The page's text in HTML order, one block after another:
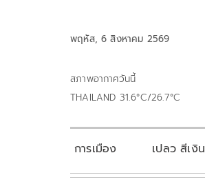
พฤหัส, 6 สิงหาคม 2569
สภาพอากาศวันนี้
THAILAND 31.6°C/26.7°C
การเมือง เปลว สีเงิน